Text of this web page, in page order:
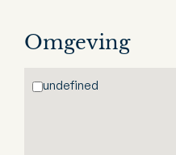
Omgeving
undefined